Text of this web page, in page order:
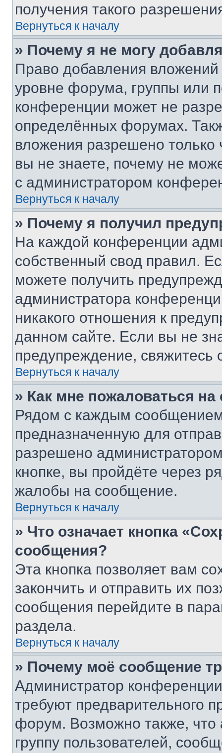
получения такого
Вернуться к началу
» Почему я не могу
Право добавления
уровне форума, группы или
конференции может не
определённых форумах.
вложения разрешено
вы не знаете, почему не
с администратором
Вернуться к началу
» Почему я получил
На каждой конференции
собственный свод правил.
можете получить
администратора
никакого отношения к
данном сайте. Если вы не
предупреждение,
Вернуться к началу
» Как мне пожаловаться
Рядом с каждым сообщением
предназначенную для
разрешено
кнопке, вы пройдёте через
жалобы на сообщение.
Вернуться к началу
» Что означает кнопка
сообщения?
Эта кнопка позволяет вам
закончить и отправить их
сообщения перейдите в
раздела.
Вернуться к началу
» Почему моё сообщение
Администратор
требуют предварительного
форум. Возможно также, что
группу пользователей,